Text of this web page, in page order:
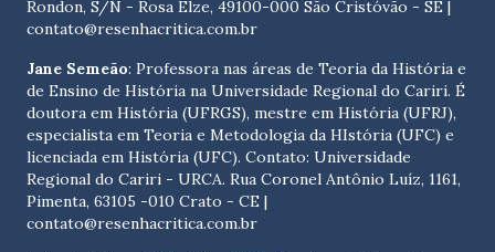
Rondon, S/N - Rosa Elze, 49100-000 São Cristóvão - SE |
contato@resenhacritica.com.br
Jane Semeão: Professora nas áreas de Teoria da História e
de Ensino de História na Universidade Regional do Cariri. É
doutora em História (UFRGS), mestre em História (UFRJ),
especialista em Teoria e Metodologia da HIstória (UFC) e
licenciada em História (UFC). Contato: Universidade
Regional do Cariri - URCA. Rua Coronel Antônio Luíz, 1161,
Pimenta, 63105 -010 Crato - CE |
contato@resenhacritica.com.br